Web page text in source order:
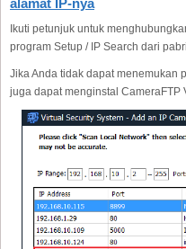
alamat IP-nya
Ikuti petunjuk untuk
program Setup / IP Search dari
Jika Anda tidak dapat menemukan
juga dapat menginstal CameraFTP